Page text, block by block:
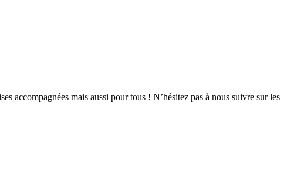
accompagnées mais aussi pour tous ! N’hésitez pas à nous suivre sur les